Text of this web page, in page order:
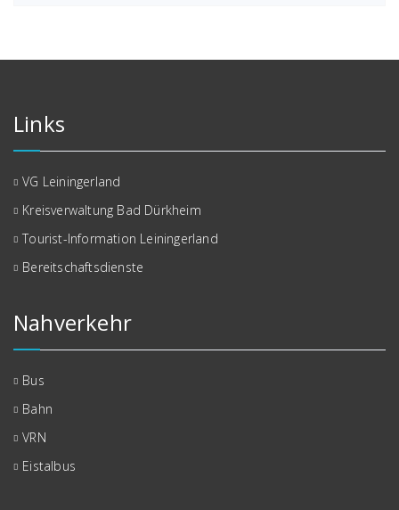
Links
VG Leiningerland
Kreisverwaltung Bad Dürkheim
Tourist-Information Leiningerland
Bereitschaftsdienste
Nahverkehr
Bus
Bahn
VRN
Eistalbus